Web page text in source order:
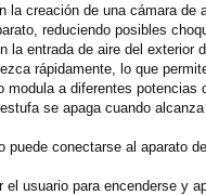
la creación de una cámara
reduciendo posibles
la entrada de aire del
rápidamente, lo que
modula a diferentes
se apaga cuando
puede conectarse al aparato
el usuario para encenderse